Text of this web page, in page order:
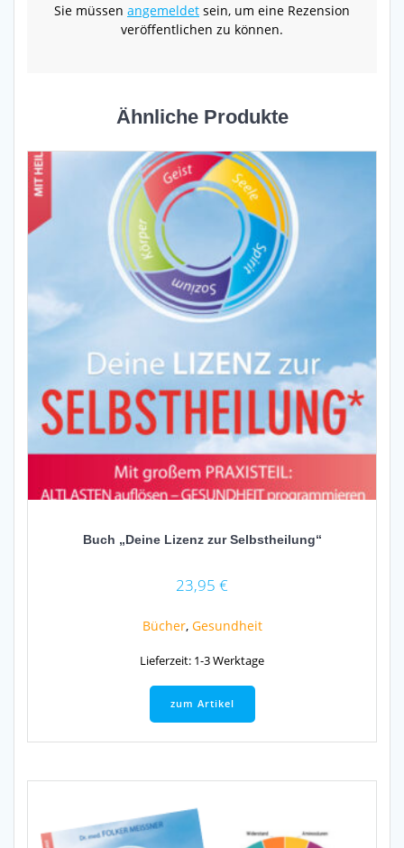
Sie müssen angemeldet sein, um eine Rezension
veröffentlichen zu können.
Ähnliche Produkte
Buch „Deine Lizenz zur Selbstheilung“
23,95 €
Bücher, Gesundheit
Lieferzeit: 1-3 Werktage
zum Artikel